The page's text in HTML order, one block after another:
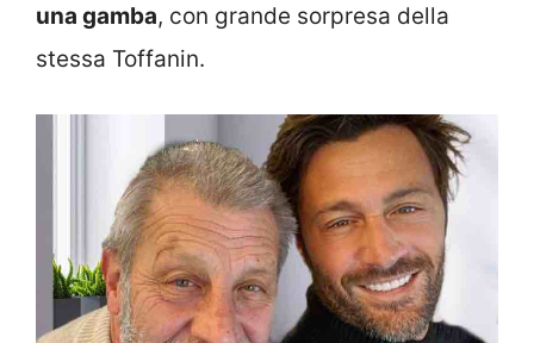
una gamba, con grande sorpresa della
stessa Toffanin.